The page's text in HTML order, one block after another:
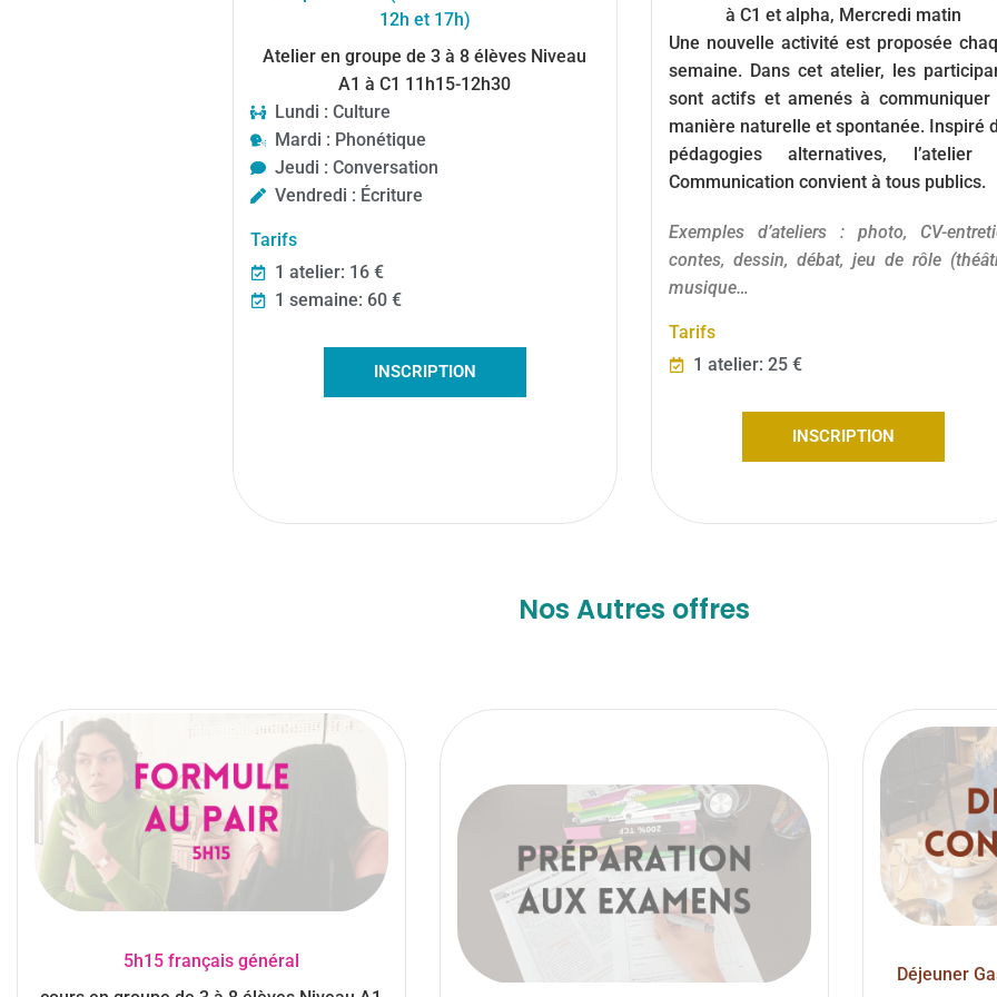
12h et 17h)
Atelier en groupe de 3 à 8 élèves Niveau
A1 à C1 11h15-12h30
Lundi : Culture
Mardi : Phonétique
Jeudi : Conversation
Vendredi : Écriture
Tarifs
1 atelier: 16 €
1 semaine: 60 €
INSCRIPTION
à C1 et alpha, Mercredi matin
Une nouvelle activité est proposée
semaine. Dans cet atelier, les
sont actifs et amenés à communiquer
manière naturelle et spontanée. Inspiré
pédagogies alternatives, l’atelier
Communication convient à tous publics.
Exemples d’ateliers : photo, CV-
contes, dessin, débat, jeu de rôle
musique…
Tarifs
1 atelier: 25 €
INSCRIPTION
Nos Autres offres
5h15 français général
Déjeuner